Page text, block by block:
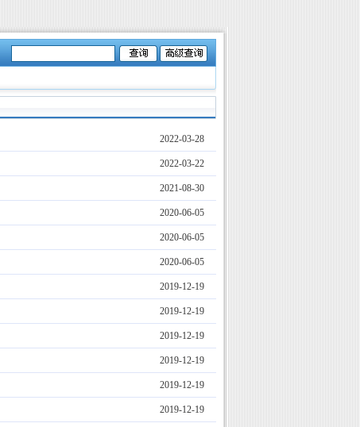
2022-03-28
2022-03-22
2021-08-30
2020-06-05
2020-06-05
2020-06-05
2019-12-19
2019-12-19
2019-12-19
2019-12-19
2019-12-19
2019-12-19